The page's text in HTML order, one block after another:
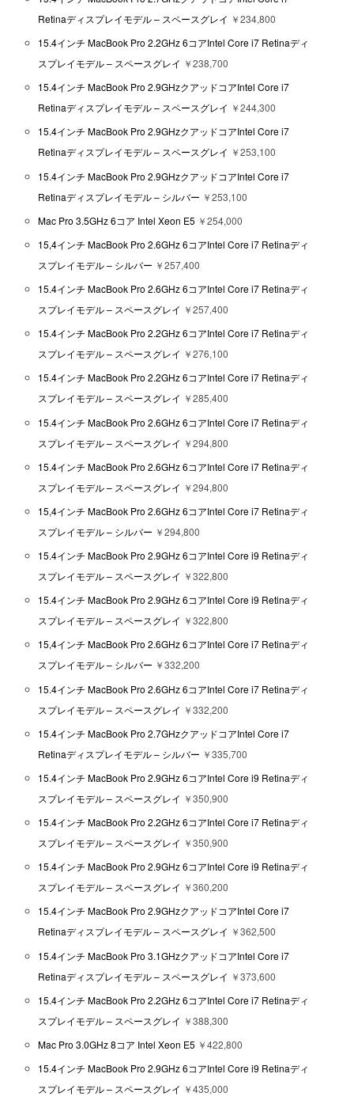
Retinaディスプレイモデル – スペースグレイ ￥234,800
15.4インチ MacBook Pro 2.2GHz 6コアIntel Core i7 Retinaディ
スプレイモデル – スペースグレイ ￥238,700
15.4インチ MacBook Pro 2.9GHzクアッドコアIntel Core i7
Retinaディスプレイモデル – スペースグレイ ￥244,300
15.4インチ MacBook Pro 2.9GHzクアッドコアIntel Core i7
Retinaディスプレイモデル – スペースグレイ ￥253,100
15.4インチ MacBook Pro 2.9GHzクアッドコアIntel Core i7
Retinaディスプレイモデル – シルバー ￥253,100
Mac Pro 3.5GHz 6コア Intel Xeon E5 ￥254,000
15,4インチ MacBook Pro 2.6GHz 6コアIntel Core i7 Retinaディ
スプレイモデル – シルバー ￥257,400
15.4インチ MacBook Pro 2.6GHz 6コアIntel Core i7 Retinaディ
スプレイモデル – スペースグレイ ￥257,400
15.4インチ MacBook Pro 2.2GHz 6コアIntel Core i7 Retinaディ
スプレイモデル – スペースグレイ ￥276,100
15.4インチ MacBook Pro 2.2GHz 6コアIntel Core i7 Retinaディ
スプレイモデル – スペースグレイ ￥285,400
15.4インチ MacBook Pro 2.6GHz 6コアIntel Core i7 Retinaディ
スプレイモデル – スペースグレイ ￥294,800
15.4インチ MacBook Pro 2.6GHz 6コアIntel Core i7 Retinaディ
スプレイモデル – スペースグレイ ￥294,800
15,4インチ MacBook Pro 2.6GHz 6コアIntel Core i7 Retinaディ
スプレイモデル – シルバー ￥294,800
15.4インチ MacBook Pro 2.9GHz 6コアIntel Core i9 Retinaディ
スプレイモデル – スペースグレイ ￥322,800
15.4インチ MacBook Pro 2.9GHz 6コアIntel Core i9 Retinaディ
スプレイモデル – スペースグレイ ￥322,800
15,4インチ MacBook Pro 2.6GHz 6コアIntel Core i7 Retinaディ
スプレイモデル – シルバー ￥332,200
15.4インチ MacBook Pro 2.6GHz 6コアIntel Core i7 Retinaディ
スプレイモデル – スペースグレイ ￥332,200
15.4インチ MacBook Pro 2.7GHzクアッドコアIntel Core i7
Retinaディスプレイモデル – シルバー ￥335,700
15.4インチ MacBook Pro 2.9GHz 6コアIntel Core i9 Retinaディ
スプレイモデル – スペースグレイ ￥350,900
15.4インチ MacBook Pro 2.2GHz 6コアIntel Core i7 Retinaディ
スプレイモデル – スペースグレイ ￥350,900
15.4インチ MacBook Pro 2.9GHz 6コアIntel Core i9 Retinaディ
スプレイモデル – スペースグレイ ￥360,200
15.4インチ MacBook Pro 2.9GHzクアッドコアIntel Core i7
Retinaディスプレイモデル – スペースグレイ ￥362,500
15.4インチ MacBook Pro 3.1GHzクアッドコアIntel Core i7
Retinaディスプレイモデル – スペースグレイ ￥373,600
15.4インチ MacBook Pro 2.2GHz 6コアIntel Core i7 Retinaディ
スプレイモデル – スペースグレイ ￥388,300
Mac Pro 3.0GHz 8コア Intel Xeon E5 ￥422,800
15.4インチ MacBook Pro 2.9GHz 6コアIntel Core i9 Retinaディ
スプレイモデル – スペースグレイ ￥435,000